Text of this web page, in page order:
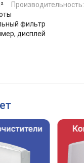
Производительность:
фильтр
дисплей